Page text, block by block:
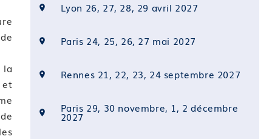
Lyon 26, 27, 28, 29 avril 2027
Paris 24, 25, 26, 27 mai 2027
Rennes 21, 22, 23, 24 septembre 2027
Paris 29, 30 novembre, 1, 2 décembre
2027
la
et